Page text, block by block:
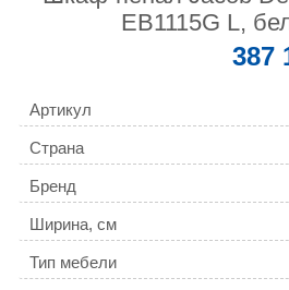
EB1115G L,
387
Артикул
Страна
Бренд
Ширина, см
Тип мебели